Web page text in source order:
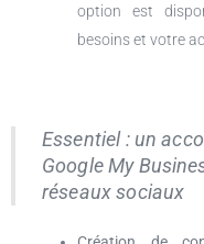
option est
besoins et votre
Essentiel : un
Google My
réseaux sociaux